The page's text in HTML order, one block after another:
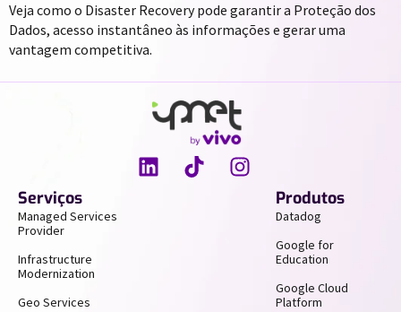
Veja como o Disaster Recovery pode garantir a Proteção dos
Dados, acesso instantâneo às informações e gerar uma
vantagem competitiva.
Serviços
Managed Services
Provider
Infrastructure
Modernization
Geo Services
Produtos
Datadog
Google for
Education
Google Cloud
Platform